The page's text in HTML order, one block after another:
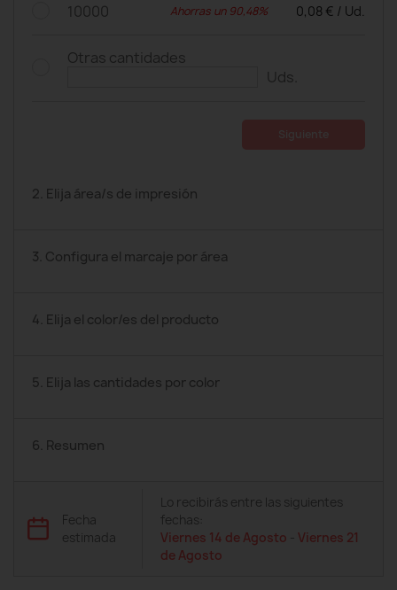
10000 Ahorras un 90,48% 0,08 € / Ud.
Otras cantidades
Uds.
2. Elija área/s de impresión
3. Configura el marcaje por área
4. Elija el color/es del producto
5. Elija las cantidades por color
6. Resumen
Fecha
estimada
Lo recibirás entre las siguientes
fechas:
Viernes 14 de Agosto -Viernes 21
de Agosto